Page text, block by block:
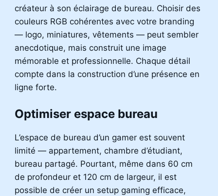
créateur à son éclairage de bureau. Choisir des
couleurs RGB cohérentes avec votre branding
— logo, miniatures, vêtements — peut sembler
anecdotique, mais construit une image
mémorable et professionnelle. Chaque détail
compte dans la construction d’une présence en
ligne forte.
Optimiser espace bureau
L’espace de bureau d’un gamer est souvent
limité — appartement, chambre d’étudiant,
bureau partagé. Pourtant, même dans 60 cm
de profondeur et 120 cm de largeur, il est
possible de créer un setup gaming efficace,